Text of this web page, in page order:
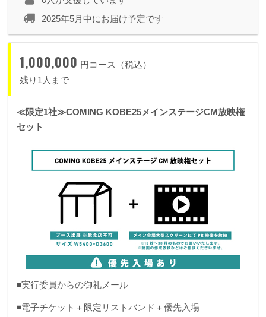
2025年5月中にお届け予定です
1,000,000 円コース（税込）
残り1人まで
≪限定1社≫COMING KOBE25メインステージCM放映権
セット
◾️実行委員からの御礼メール
◾️電子チケット＋限定リストバンド＋優先入場